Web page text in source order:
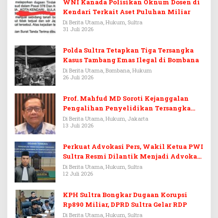
WNI Kanada Polisikan Oknum Dosen di
Kendari Terkait Aset Puluhan Miliar
Di Berita Utama, Hukum, Sultra
31 Juli 2026
Polda Sultra Tetapkan Tiga Tersangka
Kasus Tambang Emas Ilegal di Bombana
Di Berita Utama, Bombana, Hukum
26 Juli 2026
Prof. Mahfud MD Soroti Kejanggalan
Pengalihan Penyelidikan Tersangka
Febrie Adriansyah
Di Berita Utama, Hukum, Jakarta
13 Juli 2026
Perkuat Advokasi Pers, Wakil Ketua PWI
Sultra Resmi Dilantik Menjadi Advokat
PERADI
Di Berita Utama, Hukum, Sultra
12 Juli 2026
KPH Sultra Bongkar Dugaan Korupsi
Rp890 Miliar, DPRD Sultra Gelar RDP
Di Berita Utama, Hukum, Sultra